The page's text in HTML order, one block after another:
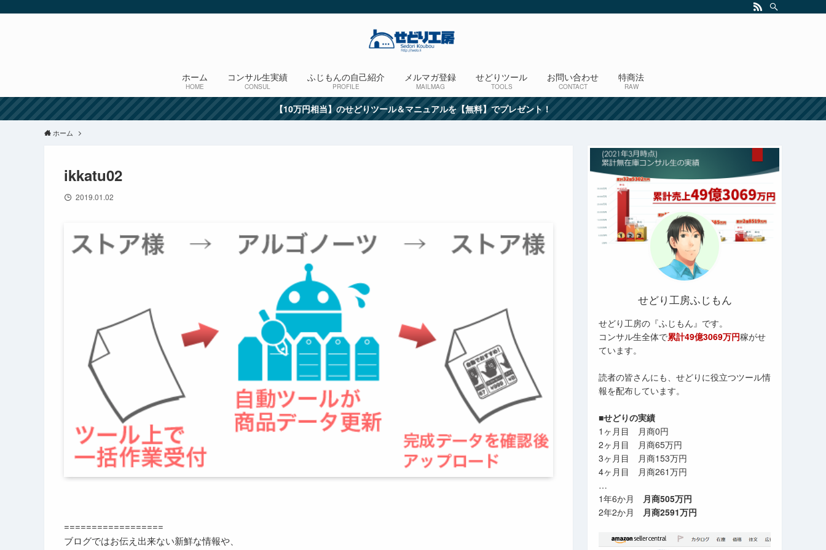
ホーム
HOME
コンサル生実績
CONSUL
ふじもんの自己紹介
PROFILE
メルマガ登録
MAILMAG
せどりツール
TOOLS
お問い合わせ
CONTACT
特商法
RAW
【10万円相当】のせどりツール＆マニュアルを【無料】でプレゼント！
ホーム
ikkatu02
2019.01.02
==================
ブログではお伝え出来ない新鮮な情報や、
せどり工房ふじもん
せどり工房の『ふじもん』です。
コンサル生全体で累計49億3069万円稼がせ
ています。
読者の皆さんにも、せどりに役立つツール情
報を配布しています。
■せどりの実績
1ヶ月目 月商0円
2ヶ月目 月商65万円
3ヶ月目 月商153万円
4ヶ月目 月商261万円
…
1年6か月 月商505万円
2年2か月 月商2591万円